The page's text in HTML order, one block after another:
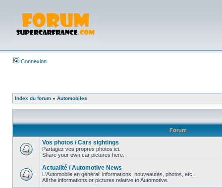
Connexion
Index du forum » Automobiles
Forum
Vos photos / Cars sightings
Partagez vos propres photos ici.
Share your own car pictures here.
Actualité / Automotive News
L'Automobile en général: informations, nouveautés, photos, etc...
All the informations or pictures relative to Automotive.